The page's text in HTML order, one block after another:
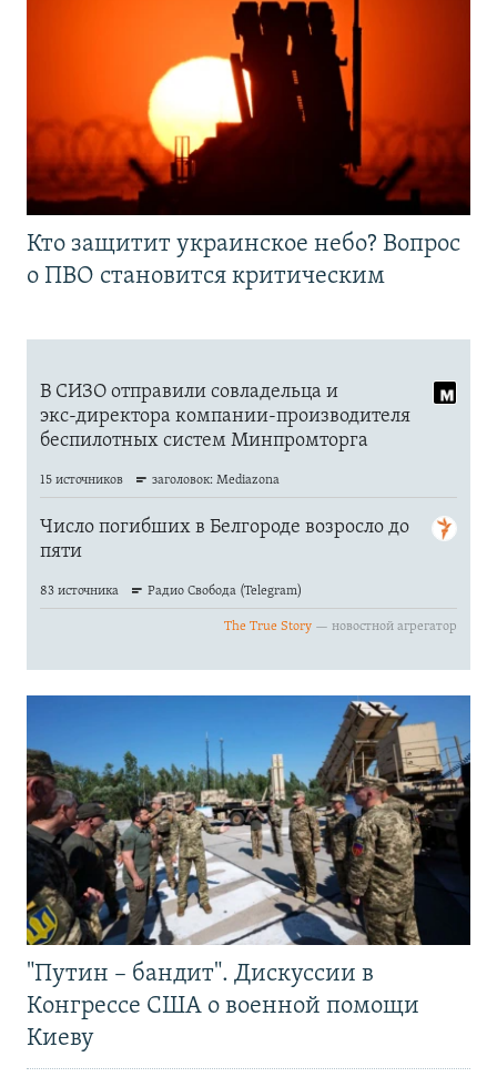
Кто защитит украинское небо? Вопрос
о ПВО становится критическим
"Путин – бандит". Дискуссии в
Конгрессе США о военной помощи
Киеву